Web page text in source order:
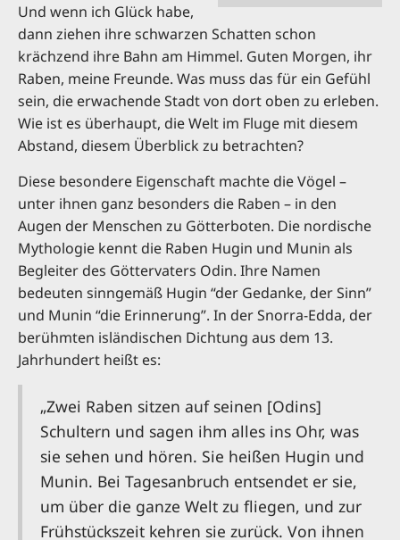
Und wenn ich Glück habe,
dann ziehen ihre schwarzen Schatten schon
krächzend ihre Bahn am Himmel. Guten Morgen, ihr
Raben, meine Freunde. Was muss das für ein Gefühl
sein, die erwachende Stadt von dort oben zu erleben.
Wie ist es überhaupt, die Welt im Fluge mit diesem
Abstand, diesem Überblick zu betrachten?
Diese besondere Eigenschaft machte die Vögel –
unter ihnen ganz besonders die Raben – in den
Augen der Menschen zu Götterboten. Die nordische
Mythologie kennt die Raben Hugin und Munin als
Begleiter des Göttervaters Odin. Ihre Namen
bedeuten sinngemäß Hugin “der Gedanke, der Sinn”
und Munin “die Erinnerung”. In der Snorra-Edda, der
berühmten isländischen Dichtung aus dem 13.
Jahrhundert heißt es:
„Zwei Raben sitzen auf seinen [Odins]
Schultern und sagen ihm alles ins Ohr, was
sie sehen und hören. Sie heißen Hugin und
Munin. Bei Tagesanbruch entsendet er sie,
um über die ganze Welt zu fliegen, und zur
Frühstückszeit kehren sie zurück. Von ihnen